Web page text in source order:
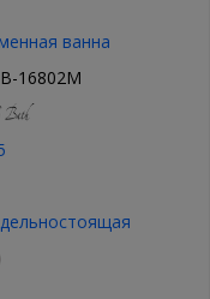
ванна
16802M